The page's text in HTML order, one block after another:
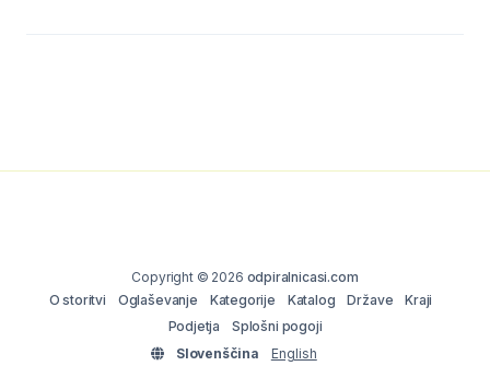
Copyright © 2026 odpiralnicasi.com
O storitvi
Oglaševanje Kategorije Katalog Države
Kraji
Podjetja
Splošni pogoji
Slovenščina
English